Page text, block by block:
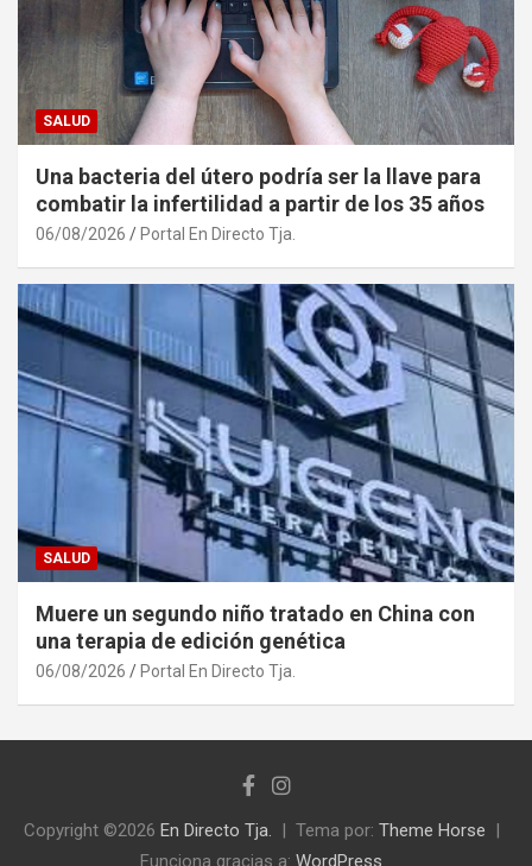
SALUD
Una bacteria del útero podría ser la llave para
combatir la infertilidad a partir de los 35 años
06/08/2026 Portal En Directo Tja.
SALUD
Muere un segundo niño tratado en China con
una terapia de edición genética
06/08/2026 Portal En Directo Tja.
Copyright ©2026 En Directo Tja. Tema por: Theme Horse
Funciona gracias a: WordPress